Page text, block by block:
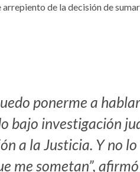
de la decisión de
ponerme a
bajo investigación
a la Justicia. Y no lo
me sometan”,